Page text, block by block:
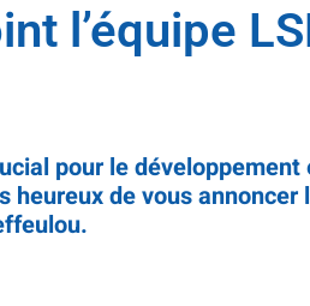
l’équipe
pour le développement
de vous annoncer